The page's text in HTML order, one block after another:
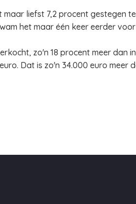
liefst 7,2 procent gestegen
het maar één keer eerder
zo'n 18 procent meer dan
Dat is zo'n 34.000 euro meer